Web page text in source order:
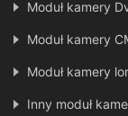
Moduł kamery
Moduł kamery
Moduł kamery
Inny moduł